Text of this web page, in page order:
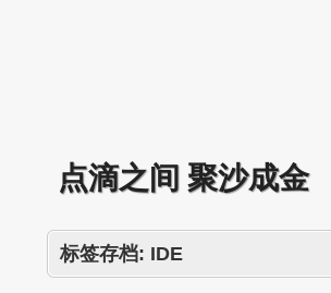
点滴之间 聚沙成金
标签存档: IDE